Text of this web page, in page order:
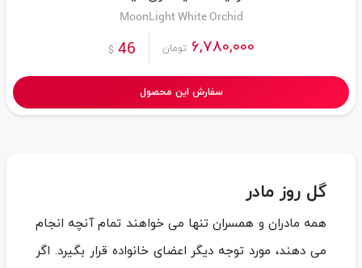
گل روز مادر
همه مادران و همسران تنها می‌ خواهند تمام آنچه انجام
می ‌دهند، مورد توجه دیگر اعضای خانواده قرار بگیرد. اگر
MoonLight White Orchid
6,780,000 تومان 46
$
سفارش این محصول